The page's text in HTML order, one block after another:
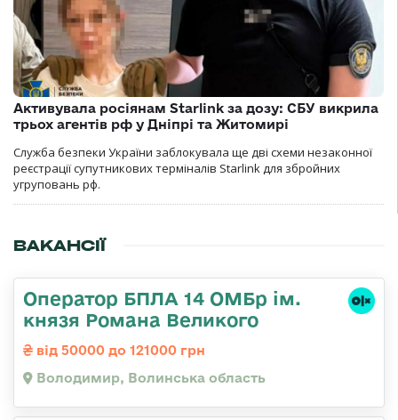
Активувала росіянам Starlink за дозу: СБУ викрила
трьох агентів рф у Дніпрі та Житомирі
Служба безпеки України заблокувала ще дві схеми незаконної
реєстрації супутникових терміналів Starlink для збройних
угруповань рф.
ВАКАНСІЇ
Оператор БПЛА 14 ОМБр ім.
князя Романа Великого
від 50000 до 121000 грн
Володимир, Волинська область